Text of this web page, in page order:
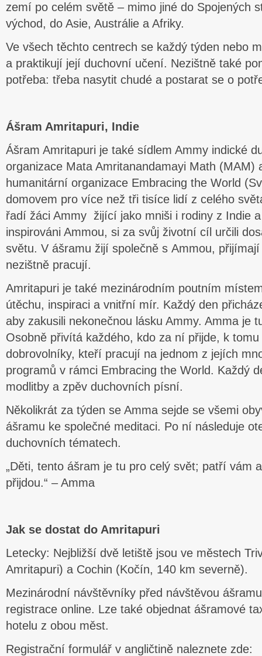
zemí po celém světě – mimo jiné do Spojených
východ, do Asie, Austrálie a Afriky.
Ve všech těchto centrech se každý týden nebo
a praktikují její duchovní učení. Nezištně také
potřeba: třeba nasytit chudé a postarat se o
Ášram Amritapuri, Indie
Ášram Amritapuri je také sídlem Ammy indické
organizace Mata Amritanandamayi Math (MAM)
humanitární organizace Embracing the World
domovem pro více než tři tisíce lidí z celého
řadí žáci Ammy žijící jako mniši i rodiny z Indie
inspirováni Ammou, si za svůj životní cíl určili
světu. V ášramu žijí společně s Ammou,
nezištně pracují.
Amritapuri je také mezinárodním poutním
útěchu, inspiraci a vnitřní mír. Každý den
aby zakusili nekonečnou lásku Ammy. Amma je
Osobně přivítá každého, kdo za ní přijde, k
dobrovolníky, kteří pracují na jednom z jejích
programů v rámci Embracing the World. Každý
modlitby a zpěv duchovních písní.
Několikrát za týden se Amma sejde se všemi
ášramu ke společné meditaci. Po ní následuje
duchovních tématech.
„Děti, tento ášram je tu pro celý svět; patří vám
přijdou.“ – Amma
Jak se dostat do Amritapuri
Letecky: Nejbližší dvě letiště jsou ve městech
Amritapuri) a Cochin (Kočín, 140 km severně).
Mezinárodní návštěvníky před návštěvou
registrace online. Lze také objednat ášramové
hotelu z obou měst.
Registrační formulář v angličtině naleznete zde: